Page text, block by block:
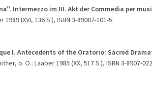
Intermezzo im III. Akt der Commedia per
(XVI, 136 S.), ISBN 3-89007-101-5.
I. Antecedents of the Oratorio: Sacred
o. O.: Laaber 1985 (XX, 517 S.), ISBN 3-8907-